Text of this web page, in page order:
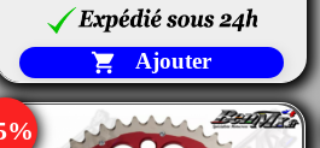
 Ajouter